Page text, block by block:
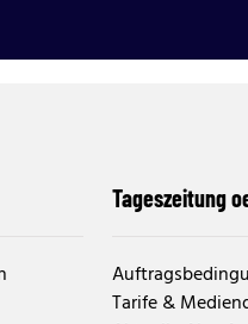
Tageszeitung
Tarife &